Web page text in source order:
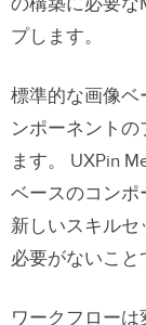
の構築に必要な
プします。
標準的な画像ベ
ンポーネント
ます。
UXPin
ベースのコンポ
新しいスキルセ
必要がないこと
ワークフロー